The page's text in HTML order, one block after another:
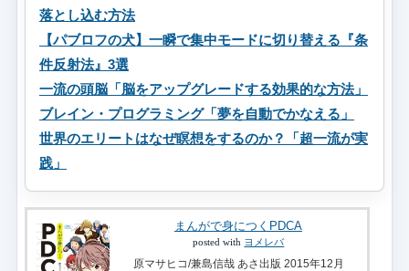
落とし込む方法
【パブロフの犬】一瞬で集中モードに切り替える『条
件反射法』3選
一流の頭脳「脳をアップグレードする効果的な方法」
ブレイン・プログラミング「夢を自動でかなえる」
世界のエリートはなぜ瞑想をするのか？「超一流が実
践」
まんがで身につくPDCA
posted with ヨメレバ
原マサヒコ/兼島信哉 あさ出版 2015年12月